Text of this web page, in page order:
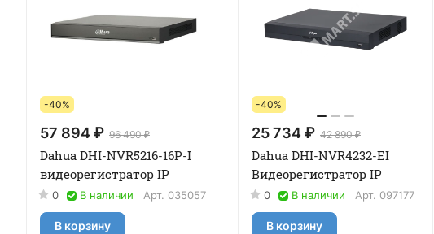
-40%
57 894 ₽ 96 490 ₽
Dahua DHI-NVR5216-16P-I
видеорегистратор IP
0 В наличии Арт. 035057
В корзину
-40%
25 734 ₽ 42 890 ₽
Dahua DHI-NVR4232-EI
Видеорегистратор IP
0 В наличии Арт. 097177
В корзину